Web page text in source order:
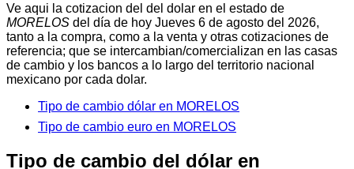
Ve aqui la cotizacion del del dolar en el estado de
MORELOS del día de hoy Jueves 6 de agosto del 2026,
tanto a la compra, como a la venta y otras cotizaciones de
referencia; que se intercambian/comercializan en las casas
de cambio y los bancos a lo largo del territorio nacional
mexicano por cada dolar.
Tipo de cambio dólar en MORELOS
Tipo de cambio euro en MORELOS
Tipo de cambio del dólar en